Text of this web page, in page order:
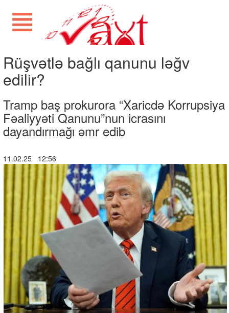
Rüşvətlə bağlı qanunu ləğv
edilir?
Tramp baş prokurora “Xaricdə Korrupsiya
Fəaliyyəti Qanunu”nun icrasını
dayandırmağı əmr edib
11.02.25 12:56